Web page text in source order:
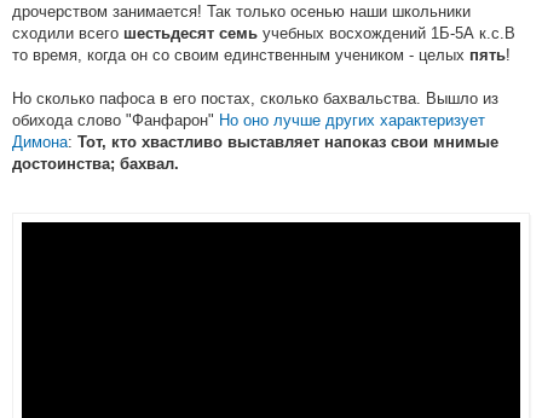
дрочерством занимается! Так только осенью наши школьники
сходили всего шестьдесят семь учебных восхождений 1Б-5А к.с.В
то время, когда он со своим единственным учеником - целых пять!
Но сколько пафоса в его постах, сколько бахвальства. Вышло из
обихода слово "Фанфарон" Но оно лучше других характеризует
Димона: Тот, кто хвастливо выставляет напоказ свои мнимые
достоинства; бахвал.